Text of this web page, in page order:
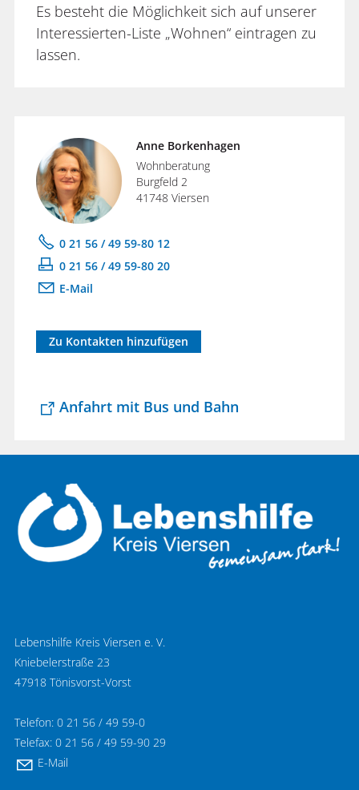
Es besteht die Möglichkeit sich auf unserer
Interessierten-Liste „Wohnen“ eintragen zu
lassen.
Anne Borkenhagen
Wohnberatung
Burgfeld 2
41748 Viersen
0 21 56 / 49 59-80 12
0 21 56 / 49 59-80 20
E-Mail
Zu Kontakten hinzufügen
Anfahrt mit Bus und Bahn
Lebenshilfe Kreis Viersen e. V.
Kniebelerstraße 23
47918 Tönisvorst-Vorst
Telefon: 0 21 56 / 49 59-0
Telefax: 0 21 56 / 49 59-90 29
E-Mail